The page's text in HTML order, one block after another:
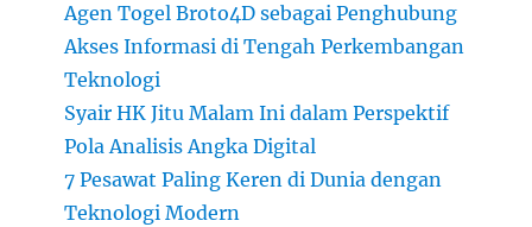
Agen Togel Broto4D sebagai Penghubung
Akses Informasi di Tengah Perkembangan
Teknologi
Syair HK Jitu Malam Ini dalam Perspektif
Pola Analisis Angka Digital
7 Pesawat Paling Keren di Dunia dengan
Teknologi Modern